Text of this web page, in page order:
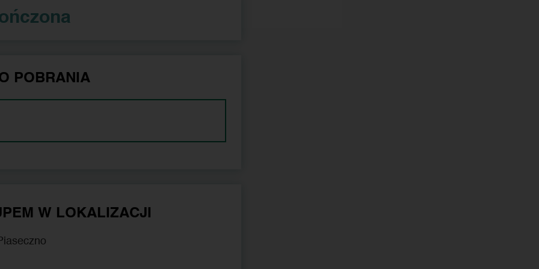
POBRANIA
W LOKALIZACJI